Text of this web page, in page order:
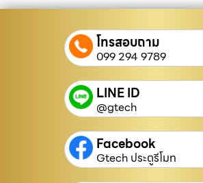
โทรสอบถาม
099 294 9789
LINE ID
@gtech
Facebook
Gtech ประตูรีโมท